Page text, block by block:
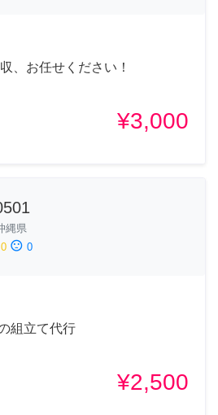
、お任せください！
¥3,000
縄県
0 sentiment_dissatisfied 0
組立て代行
¥2,500